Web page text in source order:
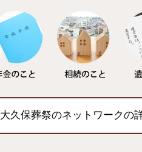
大久保葬祭のネットワークの